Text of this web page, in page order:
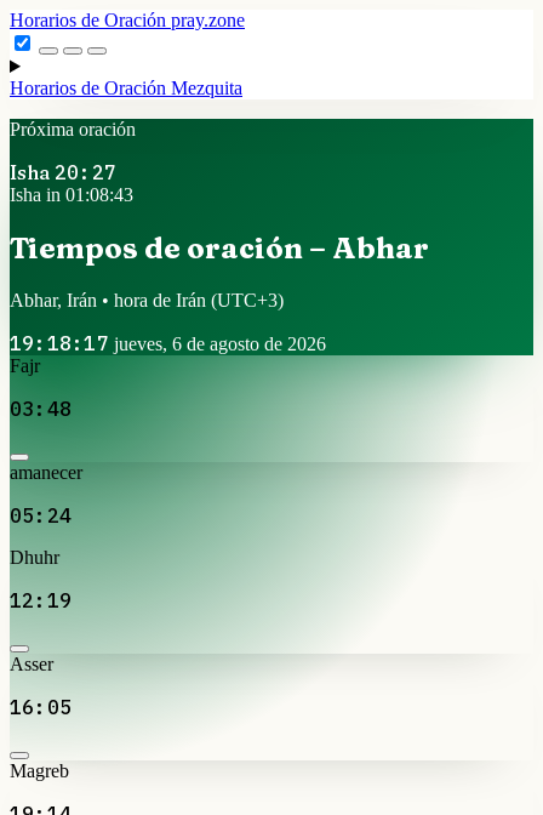
Horarios de Oración pray.zone
Horarios de Oración Mezquita
Próxima oración
Isha 20:27
Isha in 01:08:43
Tiempos de oración – Abhar
Abhar, Irán • hora de Irán (UTC+3)
19:18:17 jueves, 6 de agosto de 2026
Fajr
03:48
amanecer
05:24
Dhuhr
12:19
Asser
16:05
Magreb